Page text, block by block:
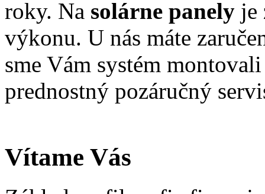
roky. Na solárne panely je
výkonu. U nás máte
sme Vám systém
prednostný pozáručný
Vítame Vás